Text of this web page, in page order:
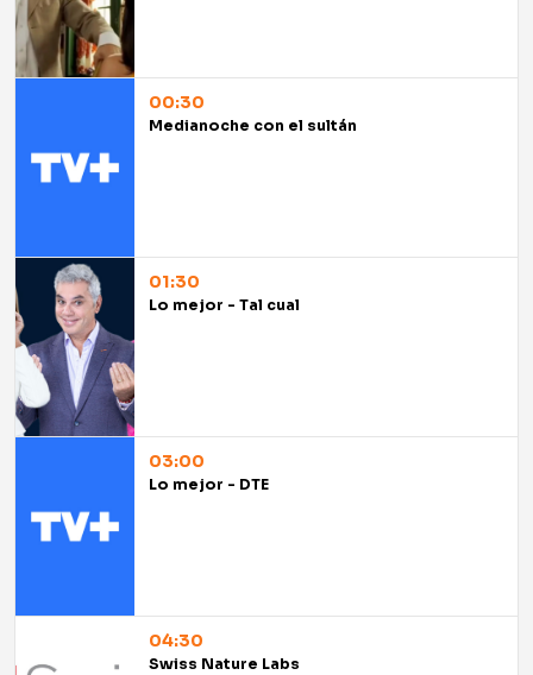
00:30
Medianoche con el sultán
01:30
Lo mejor - Tal cual
03:00
Lo mejor - DTE
04:30
Swiss Nature Labs